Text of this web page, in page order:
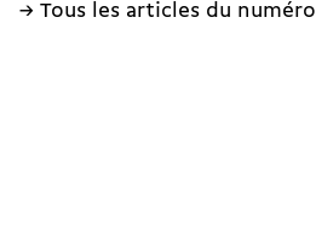
→ Tous les articles du numéro